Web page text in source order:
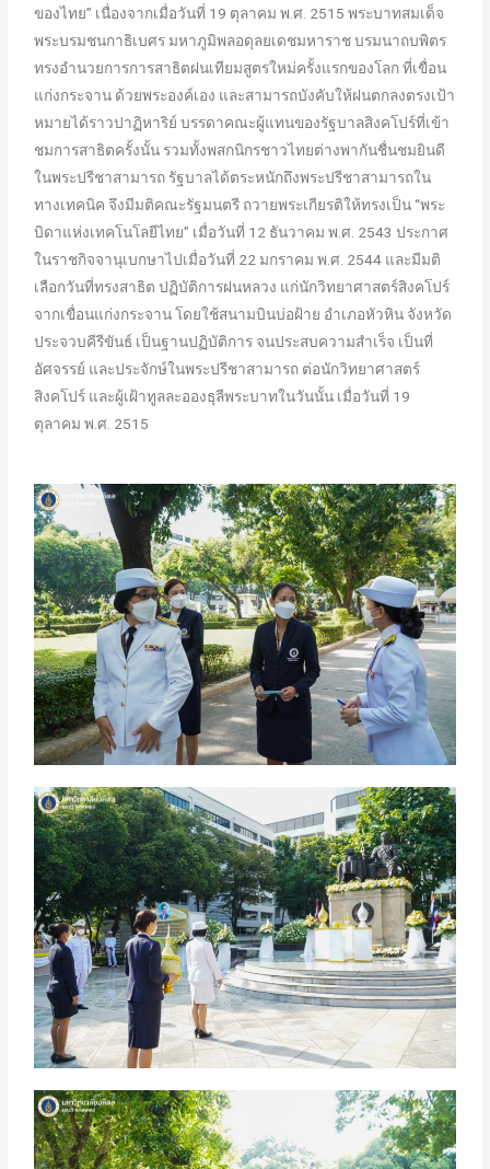
ของไทย” เนื่องจากเมื่อวันที่ 19 ตุลาคม พ.ศ. 2515 พระบาทสมเด็จ
พระบรมชนกาธิเบศร มหาภูมิพลอดุลยเดชมหาราช บรมนาถบพิตร
ทรงอำนวยการการสาธิตฝนเทียมสูตรใหม่ครั้งแรกของโลก ที่เขื่อน
แก่งกระจาน ด้วยพระองค์เอง และสามารถบังคับให้ฝนตกลงตรงเป้า
หมายได้ราวปาฏิหาริย์ บรรดาคณะผู้แทนของรัฐบาลสิงคโปร์ที่เข้า
ชมการสาธิตครั้งนั้น รวมทั้งพสกนิกรชาวไทยต่างพากันชื่นชมยินดี
ในพระปรีชาสามารถ รัฐบาลได้ตระหนักถึงพระปรีชาสามารถใน
ทางเทคนิค จึงมีมติคณะรัฐมนตรี ถวายพระเกียรติให้ทรงเป็น “พระ
บิดาแห่งเทคโนโลยีไทย” เมื่อวันที่ 12 ธันวาคม พ.ศ. 2543 ประกาศ
ในราชกิจจานุเบกษาไปเมื่อวันที่ 22 มกราคม พ.ศ. 2544 และมีมติ
เลือกวันที่ทรงสาธิต ปฏิบัติการฝนหลวง แก่นักวิทยาศาสตร์สิงคโปร์
จากเขื่อนแก่งกระจาน โดยใช้สนามบินบ่อฝ้าย อำเภอหัวหิน จังหวัด
ประจวบคีรีขันธ์ เป็นฐานปฏิบัติการ จนประสบความสำเร็จ เป็นที่
อัศจรรย์ และประจักษ์ในพระปรีชาสามารถ ต่อนักวิทยาศาสตร์
สิงคโปร์ และผู้เฝ้าทูลละอองธุลีพระบาทในวันนั้น เมื่อวันที่ 19
ตุลาคม พ.ศ. 2515